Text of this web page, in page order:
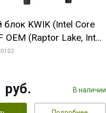
блок KWIK (Intel Core
OEM (Raptor Lake, Intel
8PC/ 32 ГБ ОЗУ (2
SSD)
руб. В наличии